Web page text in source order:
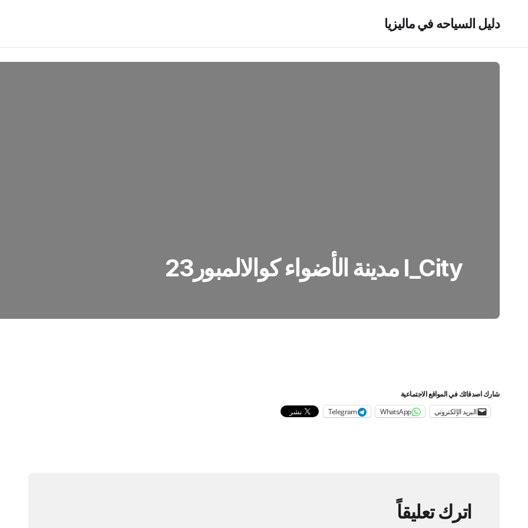
دليل السياحه في ماليزيا
I_City مدينة الأضواء كوالالمبور23
شارك اصدقائك في المواقع الاجتماعية
البريد الإلكتروني WhatsApp
Telegram
اترك تعليقاً